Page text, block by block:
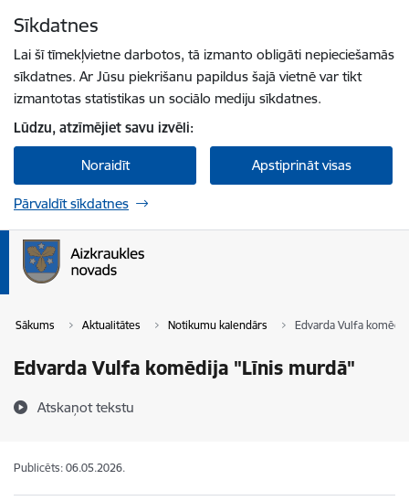
Sīkdatnes
Lai šī tīmekļvietne darbotos, tā izmanto obligāti nepieciešamās
sīkdatnes. Ar Jūsu piekrišanu papildus šajā vietnē var tikt
izmantotas statistikas un sociālo mediju sīkdatnes.
Lūdzu, atzīmējiet savu izvēli:
Noraidīt Apstiprināt visas
Pārvaldīt sīkdatnes
Sākums Aktualitātes Notikumu kalendārs Edvarda Vulfa
Edvarda Vulfa komēdija "Līnis murdā"
Atskaņot tekstu
Publicēts: 06.05.2026.